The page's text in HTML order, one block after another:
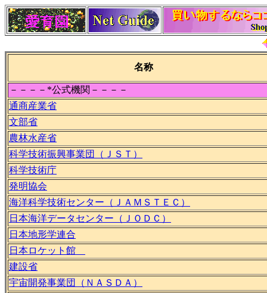
名称
－－－－*公式機関－－－－
通商産業省
文部省
農林水産省
科学技術振興事業団（ＪＳＴ）
科学技術庁
発明協会
海洋科学技術センター（ＪＡＭＳＴＥＣ）
日本海洋データセンター（ＪＯＤＣ）
日本地形学連合
日本ロケット館
建設省
宇宙開発事業団（ＮＡＳＤＡ）